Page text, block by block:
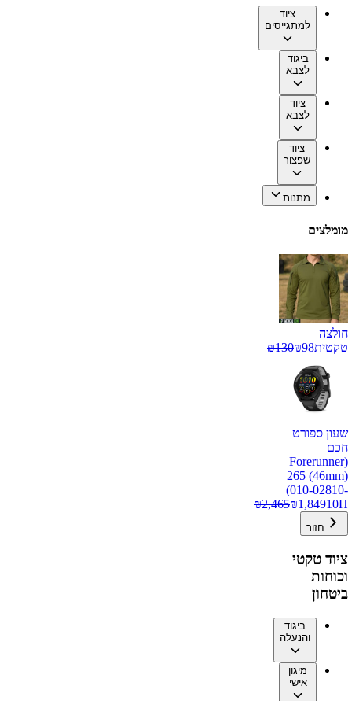
ציוד
למתגייסים
ביגוד
לצבא
ציוד
לצבא
ציוד
שפצור
מתנות
מומלצים
חולצה
טקטית
₪98
₪130
שעון ספורט
חכם
(Forerunner
265 (46mm)
(010-02810-
10H
₪1,849
₪2,465
חזור
ציוד טקטי
וכוחות
ביטחון
ביגוד
והנעלה
מיגון
אישי